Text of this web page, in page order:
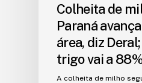
Colheita de
Paraná
área, diz
trigo vai a
A colheita de milho